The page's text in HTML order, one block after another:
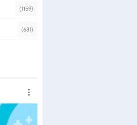
(1159)
(681)